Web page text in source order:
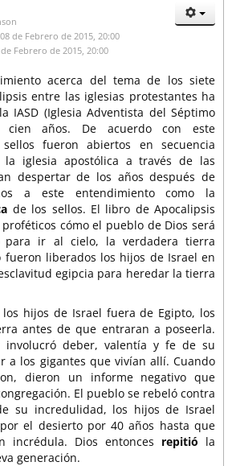
de Febrero de 2015, 20:00
Febrero de 2015, 20:00
acerca del tema de los siete
entre las iglesias protestantes ha
IASD (Iglesia Adventista del Séptimo
años. De acuerdo con este
fueron abiertos en secuencia
iglesia apostólica a través de las
despertar de los años después de
a este entendimiento como la
de los sellos. El libro de Apocalipsis
cómo el pueblo de Dios será
para ir al cielo, la verdadera tierra
fueron liberados los hijos de Israel en
egipcia para heredar la tierra
los hijos de Israel fuera de Egipto, los
antes de que entraran a poseerla.
involucró deber, valentía y fe de su
a los gigantes que vivían allí. Cuando
dieron un informe negativo que
El pueblo se rebeló contra
su incredulidad, los hijos de Israel
el desierto por 40 años hasta que
incrédula. Dios entonces repitió la
generación.